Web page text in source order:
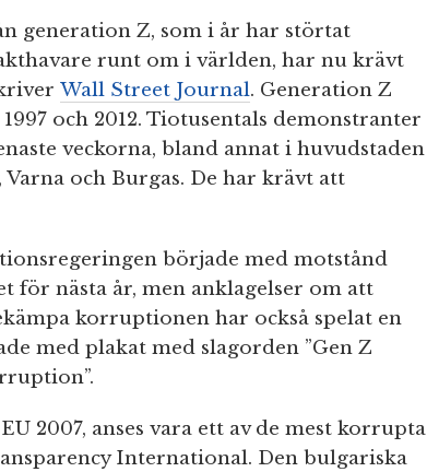
generation Z, som i år har störtat
runt om i världen, har nu krävt
Wall Street Journal. Generation Z
och 2012. Tiotusentals demonstranter
veckorna, bland annat i huvudstaden
och Burgas. De har krävt att
började med motstånd
för nästa år, men anklagelser om att
korruptionen har också spelat en
med plakat med slagorden ”Gen Z
2007, anses vara ett av de mest korrupta
International. Den bulgariska